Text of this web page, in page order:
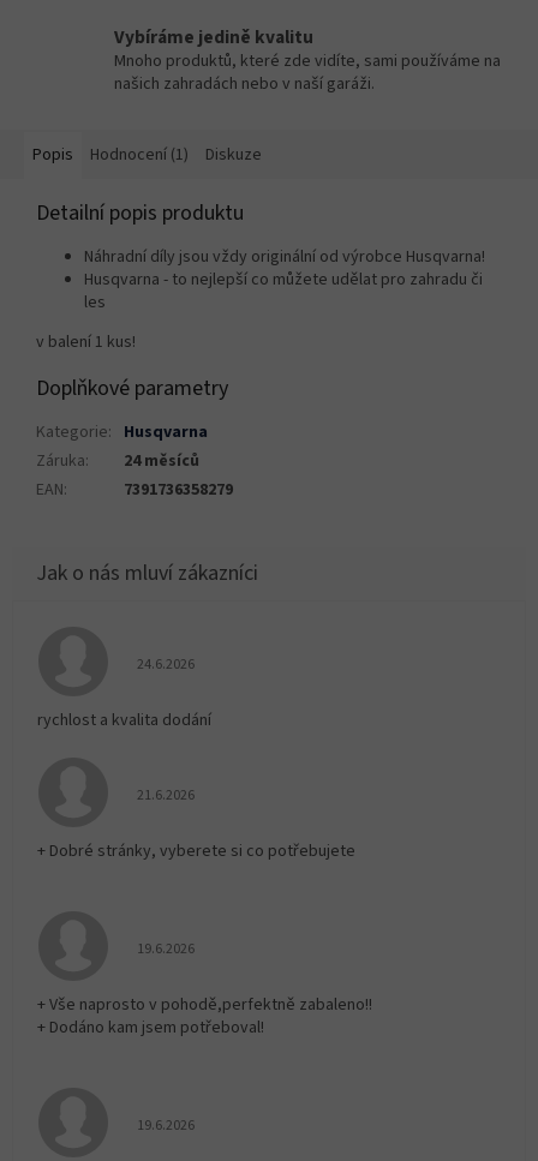
Vybíráme jedině kvalitu
Mnoho produktů, které zde vidíte, sami používáme na
našich zahradách nebo v naší garáži.
Popis Hodnocení (1) Diskuze
Detailní popis produktu
Náhradní díly jsou vždy originální od výrobce Husqvarna!
Husqvarna - to nejlepší co můžete udělat pro zahradu či
les
v balení 1 kus!
Doplňkové parametry
Kategorie: Husqvarna
Záruka:
24 měsíců
EAN: 7391736358279
Hodnocení obchodu je 5 z 5 hvězdiček.
24.6.2026
rychlost a kvalita dodání
Hodnocení obchodu je 5 z 5 hvězdiček.
21.6.2026
+ Dobré stránky, vyberete si co potřebujete
Hodnocení obchodu je 5 z 5 hvězdiček.
19.6.2026
+ Vše naprosto v pohodě,perfektně zabaleno!!
+ Dodáno kam jsem potřeboval!
Hodnocení obchodu je 5 z 5 hvězdiček.
19.6.2026